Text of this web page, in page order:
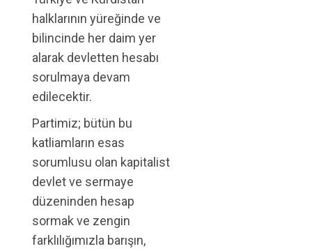
halklarının yüreğinde ve
bilincinde her daim yer
alarak devletten hesabı
sorulmaya devam
edilecektir.
Partimiz; bütün bu
katliamların esas
sorumlusu olan kapitalist
devlet ve sermaye
düzeninden hesap
sormak ve zengin
farklılığımızla barışın,